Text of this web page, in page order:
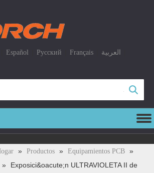
Español Pусский Français العربية
» Productos » Equipamientos PCB »
»
Exposici&oacute;n ULTRAVIOLETA II de